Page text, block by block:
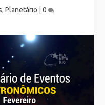
, Planetário 0